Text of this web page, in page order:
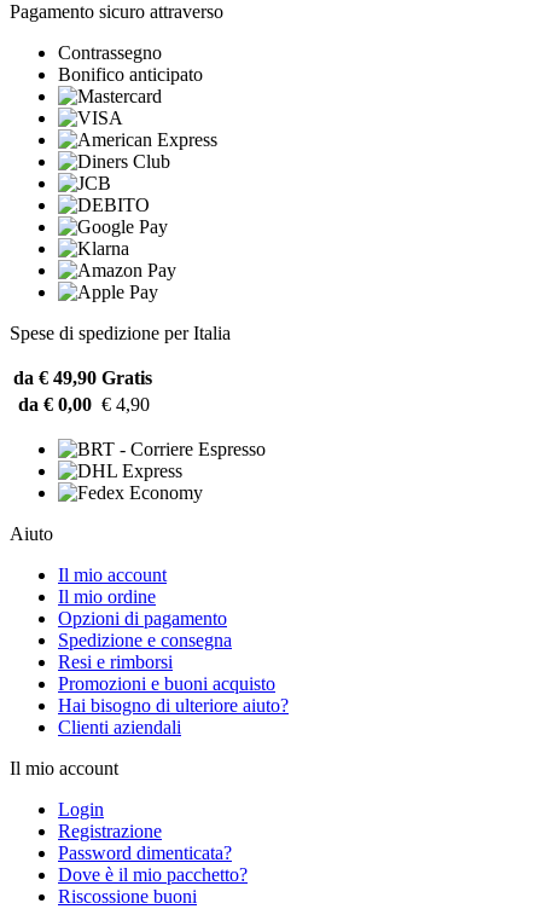
Pagamento sicuro attraverso
Contrassegno
Bonifico anticipato
Spese di spedizione per Italia
da € 49,90 Gratis
da € 0,00 € 4,90
Aiuto
Il mio account
Il mio ordine
Opzioni di pagamento
Spedizione e consegna
Resi e rimborsi
Promozioni e buoni acquisto
Hai bisogno di ulteriore aiuto?
Clienti aziendali
Il mio account
Login
Registrazione
Password dimenticata?
Dove è il mio pacchetto?
Riscossione buoni